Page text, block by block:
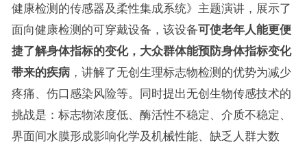
健康检测的传感器及柔性集成系统》主题演讲，展示了
面向健康检测的可穿戴设备，该设备可使老年人能更便
捷了解身体指标的变化，大众群体能预防身体指标变化
带来的疾病，讲解了无创生理标志物检测的优势为减少
疼痛、伤口感染风险等。同时提出无创生物传感技术的
挑战是：标志物浓度低、酶活性不稳定、介质不稳定、
界面间水膜形成影响化学及机械性能、缺乏人群大数